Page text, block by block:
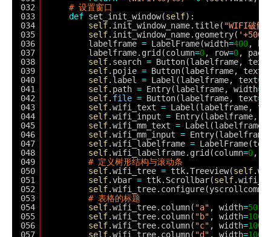
032
033
034
035
036
037
038
039
040
041
042
043
044
045
046
047
048
049
050
051
052
053
054
055
056
057
# 设置窗口
def set_init_window(self):
self.init_window_name.title( "WIFI破解
self.init_window_name.geometry(
labelframe = LabelFrame(width=400,
labelframe.grid(column=0, row=0, padx
self.search = Button(labelframe, text
self.pojie = Button(labelframe, text
self.label = Label(labelframe, text=
self.path = Entry(labelframe, width=
self. file = Button(labelframe, text=
self.wifi_text = Label(labelframe,
self.wifi_input = Entry(labelframe,
self.wifi_mm_text =
self.wifi_mm_input =
self.wifi_labelframe =
self.wifi_labelframe.grid(column=0,
# 定义树形结构与滚动条
self.wifi_tree = ttk.Treeview(self
self.vbar = ttk.Scrollbar(self
self
# 表格的标题
self.wifi_tree.column( "a" , width=50,
self.wifi_tree.column( "b" , width=100
self.wifi_tree.column( "c" , width=100
self.wifi_tree.column( "d" , width=100